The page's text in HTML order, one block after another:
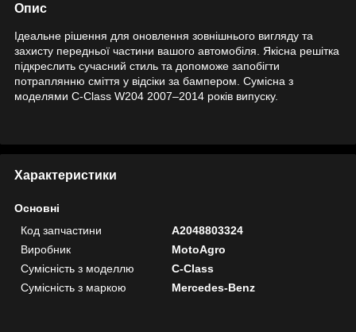
Опис
Ідеальне рішення для оновлення зовнішнього вигляду та
захисту передньої частини вашого автомобіля. Якісна решітка
підкреслить сучасний стиль та допоможе запобігти
потраплянню сміття у відсіки за бампером. Сумісна з
моделями C-Class W204 2007–2014 років випуску.
Характеристики
Основні
Код запчастини
A2048803324
Виробник
MotoAgro
Сумісність з моделлю
C-Class
Сумісність з маркою
Mercedes-Benz